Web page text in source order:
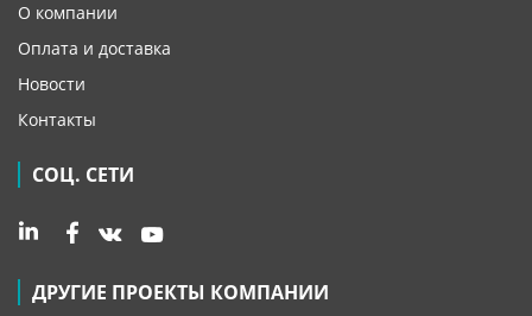
О компании
Оплата и доставка
Новости
Контакты
СОЦ. СЕТИ
ДРУГИЕ ПРОЕКТЫ КОМПАНИИ